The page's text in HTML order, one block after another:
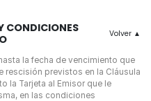
CONDICIONES
la fecha de vencimiento que
rescisión previstos en la Cláusula
la Tarjeta al Emisor que le
en las condiciones